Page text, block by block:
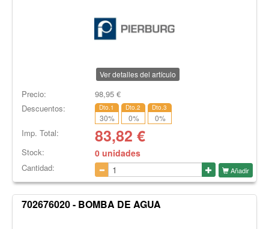
Ver detalles del artículo
Precio: 98,95€
Descuentos:
Dto.1
30%
Dto.2
0%
Dto.3
0%
Imp. Total: 83,82 €
Stock: 0 unidades
Cantidad: Añadir
702676020 - BOMBA DE AGUA